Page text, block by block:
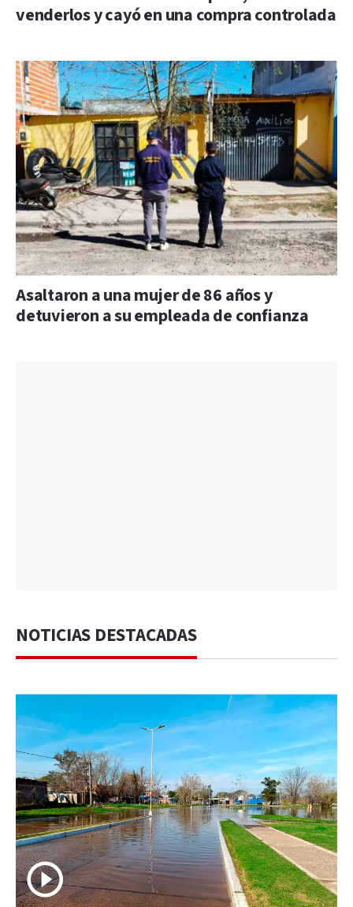
venderlos y cayó en una compra controlada
Asaltaron a una mujer de 86 años y
detuvieron a su empleada de confianza
NOTICIAS DESTACADAS